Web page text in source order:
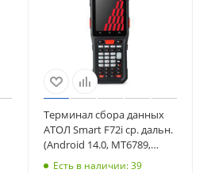
Терминал сбора данных
АТОЛ Smart F72i ср. дальн.
(Android 14.0, MT6789,
4/64Gb, SE4770 (38кл)
Есть в наличии: 39